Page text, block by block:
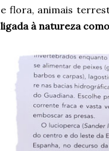
e flora, animais
ligada à natureza